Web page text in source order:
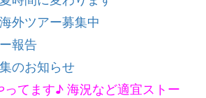
外ツアー募集中
報告
のお知らせ
ってます♪ 海況など適宜ストー